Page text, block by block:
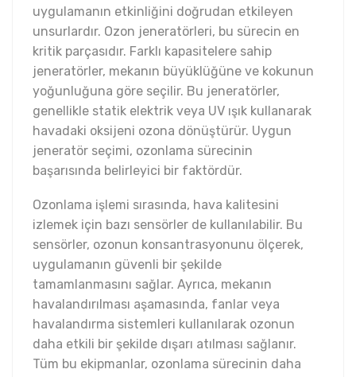
uygulamanın etkinliğini doğrudan etkileyen
unsurlardır. Ozon jeneratörleri, bu sürecin en
kritik parçasıdır. Farklı kapasitelere sahip
jeneratörler, mekanın büyüklüğüne ve kokunun
yoğunluğuna göre seçilir. Bu jeneratörler,
genellikle statik elektrik veya UV ışık kullanarak
havadaki oksijeni ozona dönüştürür. Uygun
jeneratör seçimi, ozonlama sürecinin
başarısında belirleyici bir faktördür.
Ozonlama işlemi sırasında, hava kalitesini
izlemek için bazı sensörler de kullanılabilir. Bu
sensörler, ozonun konsantrasyonunu ölçerek,
uygulamanın güvenli bir şekilde
tamamlanmasını sağlar. Ayrıca, mekanın
havalandırılması aşamasında, fanlar veya
havalandırma sistemleri kullanılarak ozonun
daha etkili bir şekilde dışarı atılması sağlanır.
Tüm bu ekipmanlar, ozonlama sürecinin daha